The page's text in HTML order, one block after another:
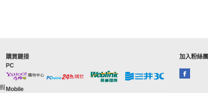
購買鏈接
PC
Mobile
加入粉絲團